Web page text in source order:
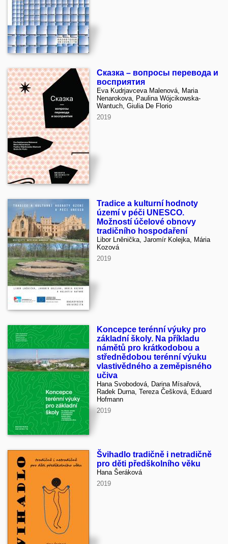
Сказка – вопросы перевода и
восприятия
Eva Kudrjavceva Malenová, Maria
Nenarokova, Paulina Wójcikowska-
Wantuch, Giulia De Florio
2019
Tradice a kulturní hodnoty
území v péči UNESCO.
Možností účelové obnovy
tradičního hospodaření
Libor Lněnička, Jaromír Kolejka, Mária
Kozová
2019
Koncepce terénní výuky pro
základní školy. Na příkladu
námětů pro krátkodobou a
střednědobou terénní výuku
vlastivědného a zeměpisného
učiva
Hana Svobodová, Darina Mísařová,
Radek Durna, Tereza Češková, Eduard
Hofmann
2019
Švihadlo tradičně i netradičně
pro děti předškolního věku
Hana Šeráková
2019